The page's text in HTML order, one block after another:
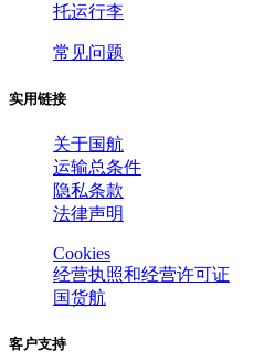
托运行李
常见问题
实用链接
关于国航
运输总条件
隐私条款
法律声明
Cookies
经营执照和经营许可证
国货航
客户支持